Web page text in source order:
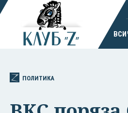
ПОЛИТИКА